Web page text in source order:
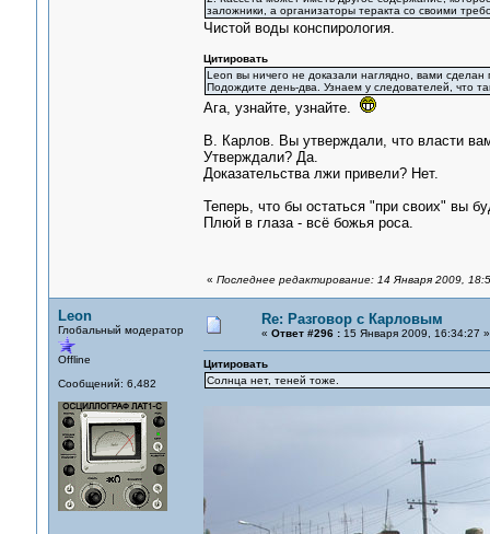
заложники, а организаторы теракта со своими
Чистой воды конспирология.
Цитировать
Leon вы ничего не доказали наглядно, вами
Подождите день-два. Узнаем у следователей, что
Ага, узнайте, узнайте.
В. Карлов. Вы утверждали, что власти
Утверждали? Да.
Доказательства лжи привели? Нет.
Теперь, что бы остаться "при своих" вы
Плюй в глаза - всё божья роса.
« Последнее редактирование: 14 Января 2009,
Leon
Глобальный модератор
Offline
Сообщений: 6,482
Re: Разговор с Карловым
« Ответ #296 :15 Января 2009, 16:34:27 »
Цитировать
Солнца нет, теней тоже.